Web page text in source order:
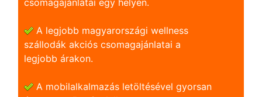
A legjobb magyarországi wellness
szállodák akciós csomagajánlatai a
legjobb árakon.
A mobilalkalmazás letöltésével gyorsan